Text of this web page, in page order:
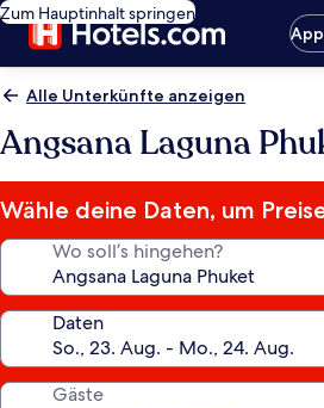
Zum Hauptinhalt springen
Alle Unterkünfte anzeigen
Angsana Laguna
Wähle deine Daten, um
Wo soll’s hingehen?
Daten
Gäste